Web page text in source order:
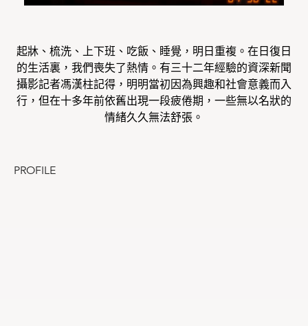
起牀、梳洗、上下班、吃飯、睡覺，明日重複。在日復日
的生活裏，我們喪失了熱情。有三十二年經驗的資深新聞
攝影記者馮漢柱記得，明明當初因為興趣和社會意義而入
行，但在十多年前依舊出現一段疲倦期，一些無以名狀的
情緒久久無法舒張。
PROFILE